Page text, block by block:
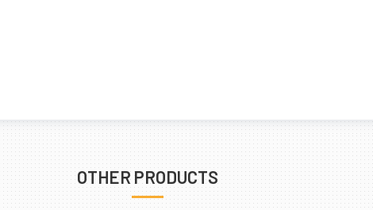
OTHER PRODUCTS